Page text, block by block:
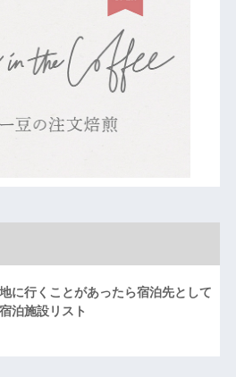
に行くことがあったら宿泊先として
泊施設リスト